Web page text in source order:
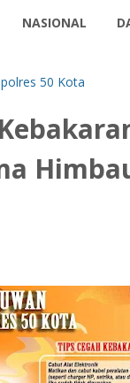
NASIONAL
50 Kota